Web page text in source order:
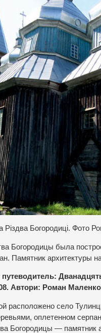
Різдва Богородиці. Фото
Богородицы была
Памятник архитектуры
Автори: Роман
расположено село
оплетенном
Богородицы — памятник